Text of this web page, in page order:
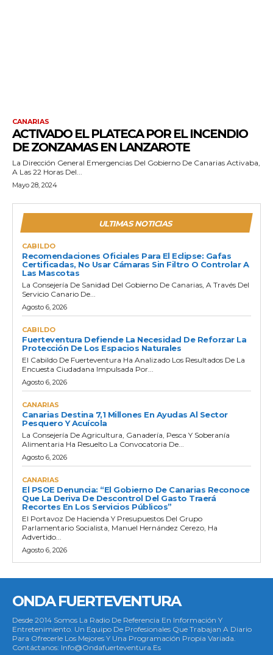
CANARIAS
ACTIVADO EL PLATECA POR EL INCENDIO
DE ZONZAMAS EN LANZAROTE
La Dirección General Emergencias Del Gobierno De Canarias Activaba,
A Las 22 Horas Del...
Mayo 28, 2024
ULTIMAS NOTICIAS
CABILDO
Recomendaciones Oficiales Para El Eclipse: Gafas
Certificadas, No Usar Cámaras Sin Filtro O Controlar A
Las Mascotas
La Consejería De Sanidad Del Gobierno De Canarias, A Través Del
Servicio Canario De...
Agosto 6, 2026
CABILDO
Fuerteventura Defiende La Necesidad De Reforzar La
Protección De Los Espacios Naturales
El Cabildo De Fuerteventura Ha Analizado Los Resultados De La
Encuesta Ciudadana Impulsada Por...
Agosto 6, 2026
CANARIAS
Canarias Destina 7,1 Millones En Ayudas Al Sector
Pesquero Y Acuícola
La Consejería De Agricultura, Ganadería, Pesca Y Soberanía
Alimentaria Ha Resuelto La Convocatoria De...
Agosto 6, 2026
CANARIAS
El PSOE Denuncia: “El Gobierno De Canarias Reconoce
Que La Deriva De Descontrol Del Gasto Traerá
Recortes En Los Servicios Públicos”
El Portavoz De Hacienda Y Presupuestos Del Grupo
Parlamentario Socialista, Manuel Hernández Cerezo, Ha
Advertido...
Agosto 6, 2026
ONDA FUERTEVENTURA
Desde 2014 Somos La Radio De Referencia En Información Y
Entretenimiento. Un Equipo De Profesionales Que Trabajan A Diario
Para Ofrecerle Los Mejores Y Una Programación Propia Variada.
Contáctanos: Info@ondafuerteventura.es